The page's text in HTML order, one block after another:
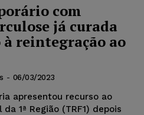
com
já curada
reintegração ao
- 06/03/2023
apresentou recurso ao
1ª Região (TRF1) depois